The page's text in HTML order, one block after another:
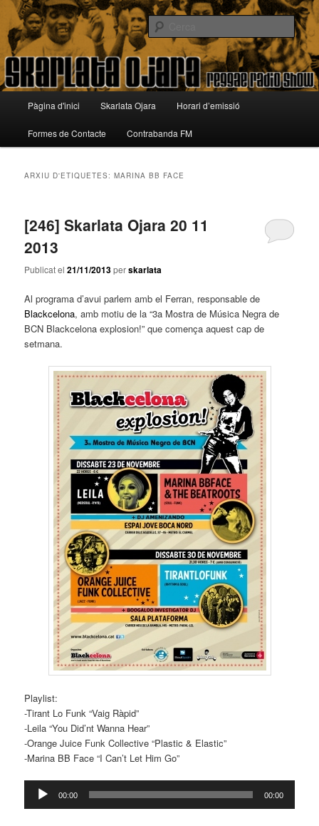
Aneu
contingut
principal
Aneu
contingut
secundariSkarlata Ojara
Reggae Radio Show
Cerca
principal
Pàgina d'inici Skarlata Ojara Horari d’emissió
Formes de Contacte Contrabanda FM
ARXIU D'ETIQUETES:MARINA BB FACE
[246] Skarlata Ojara 20 11
2013
Publicat el21/11/2013perskarlata
Al programa d’avui parlem amb el Ferran, responsable de
Blackcelona, amb motiu de la “3a Mostra de Música Negra de
BCN Blackcelona explosion!” que comença aquest cap de
setmana.
Playlist:
-Tirant Lo Funk “Vaig Ràpid”
-Leila “You Did’nt Wanna Hear”
-Orange Juice Funk Collective “Plastic & Elastic”
-Marina BB Face “I Can’t Let Him Go”
Reproductor
d'àudio
00:00 00:00